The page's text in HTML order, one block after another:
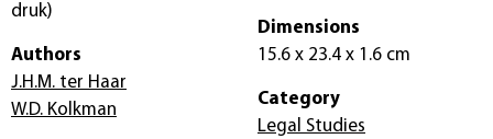
druk)
Authors
J.H.M. ter Haar
W.D. Kolkman
Dimensions
15.6 x 23.4 x 1.6 cm
Category
Legal Studies